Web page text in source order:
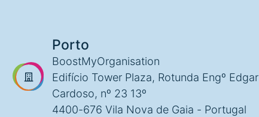
Porto
BoostMyOrganisation
Edifício Tower Plaza, Rotunda Engº Edgar
Cardoso, nº 23 13º
4400-676 Vila Nova de Gaia - Portugal